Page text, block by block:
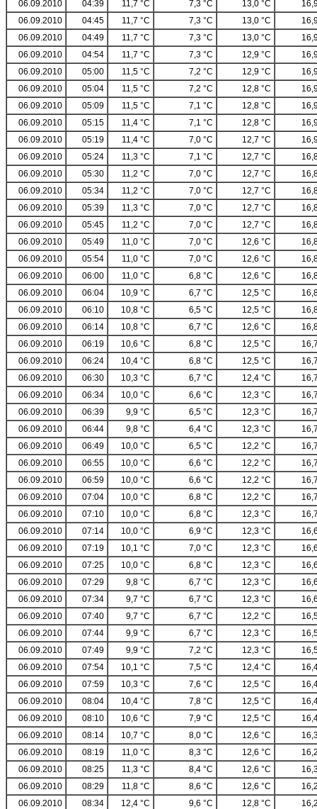
06.09.2010
04:39 11,7 °C 7,3 °C 13,0 °C
06.09.2010
04:45 11,7 °C 7,3 °C 13,0 °C
06.09.2010
04:49 11,7 °C 7,3 °C 13,0 °C
06.09.2010
04:54 11,7 °C 7,3 °C 12,9 °C
06.09.2010
05:00 11,5 °C 7,2 °C 12,9 °C
06.09.2010
05:04 11,5 °C 7,2 °C 12,8 °C
06.09.2010
05:09 11,5 °C 7,1 °C 12,8 °C
06.09.2010
05:15 11,4 °C 7,1 °C 12,8 °C
06.09.2010
05:19 11,4 °C 7,0 °C 12,7 °C
06.09.2010
05:24 11,3 °C 7,1 °C 12,7 °C
06.09.2010
05:30 11,2 °C 7,0 °C 12,7 °C
06.09.2010
05:34 11,2 °C 7,0 °C 12,7 °C
06.09.2010
05:39 11,3 °C 7,0 °C 12,7 °C
06.09.2010
05:45 11,2 °C 7,0 °C 12,7 °C
06.09.2010
05:49 11,0 °C 7,0 °C 12,6 °C
06.09.2010
05:54 11,0 °C 7,0 °C 12,6 °C
06.09.2010
06:00 11,0 °C 6,8 °C 12,6 °C
06.09.2010
06:04 10,9 °C 6,7 °C 12,5 °C
06.09.2010
06:10 10,8 °C 6,5 °C 12,5 °C
06.09.2010
06:14 10,8 °C 6,7 °C 12,6 °C
06.09.2010
06:19 10,6 °C 6,8 °C 12,5 °C
06.09.2010
06:24 10,4 °C 6,8 °C 12,5 °C
06.09.2010
06:30 10,3 °C 6,7 °C 12,4 °C
06.09.2010
06:34 10,0 °C 6,6 °C 12,3 °C
06.09.2010
06:39 9,9 °C 6,5 °C 12,3 °C
06.09.2010
06:44 9,8 °C 6,4 °C 12,3 °C
06.09.2010
06:49 10,0 °C 6,5 °C 12,2 °C
06.09.2010
06:55 10,0 °C 6,6 °C 12,2 °C
06.09.2010
06:59 10,0 °C 6,6 °C 12,2 °C
06.09.2010
07:04 10,0 °C 6,8 °C 12,2 °C
06.09.2010
07:10 10,0 °C 6,8 °C 12,3 °C
06.09.2010
07:14 10,0 °C 6,9 °C 12,3 °C
06.09.2010
07:19 10,1 °C 7,0 °C 12,3 °C
06.09.2010
07:25 10,0 °C 6,8 °C 12,3 °C
06.09.2010
07:29 9,8 °C 6,7 °C 12,3 °C
06.09.2010
07:34 9,7 °C 6,7 °C 12,3 °C
06.09.2010
07:40 9,7 °C 6,7 °C 12,2 °C
06.09.2010
07:44 9,9 °C 6,7 °C 12,3 °C
06.09.2010
07:49 9,9 °C 7,2 °C 12,3 °C
06.09.2010
07:54 10,1 °C 7,5 °C 12,4 °C
06.09.2010
07:59 10,3 °C 7,6 °C 12,5 °C
06.09.2010
08:04 10,4 °C 7,8 °C 12,5 °C
06.09.2010
08:10 10,6 °C 7,9 °C 12,5 °C
06.09.2010
08:14 10,7 °C 8,0 °C 12,6 °C
06.09.2010
08:19 11,0 °C 8,3 °C 12,6 °C
06.09.2010
08:25 11,3 °C 8,4 °C 12,6 °C
06.09.2010
08:29 11,8 °C 8,6 °C 12,6 °C
06.09.2010
08:34 12,4 °C 9,6 °C 12,8 °C